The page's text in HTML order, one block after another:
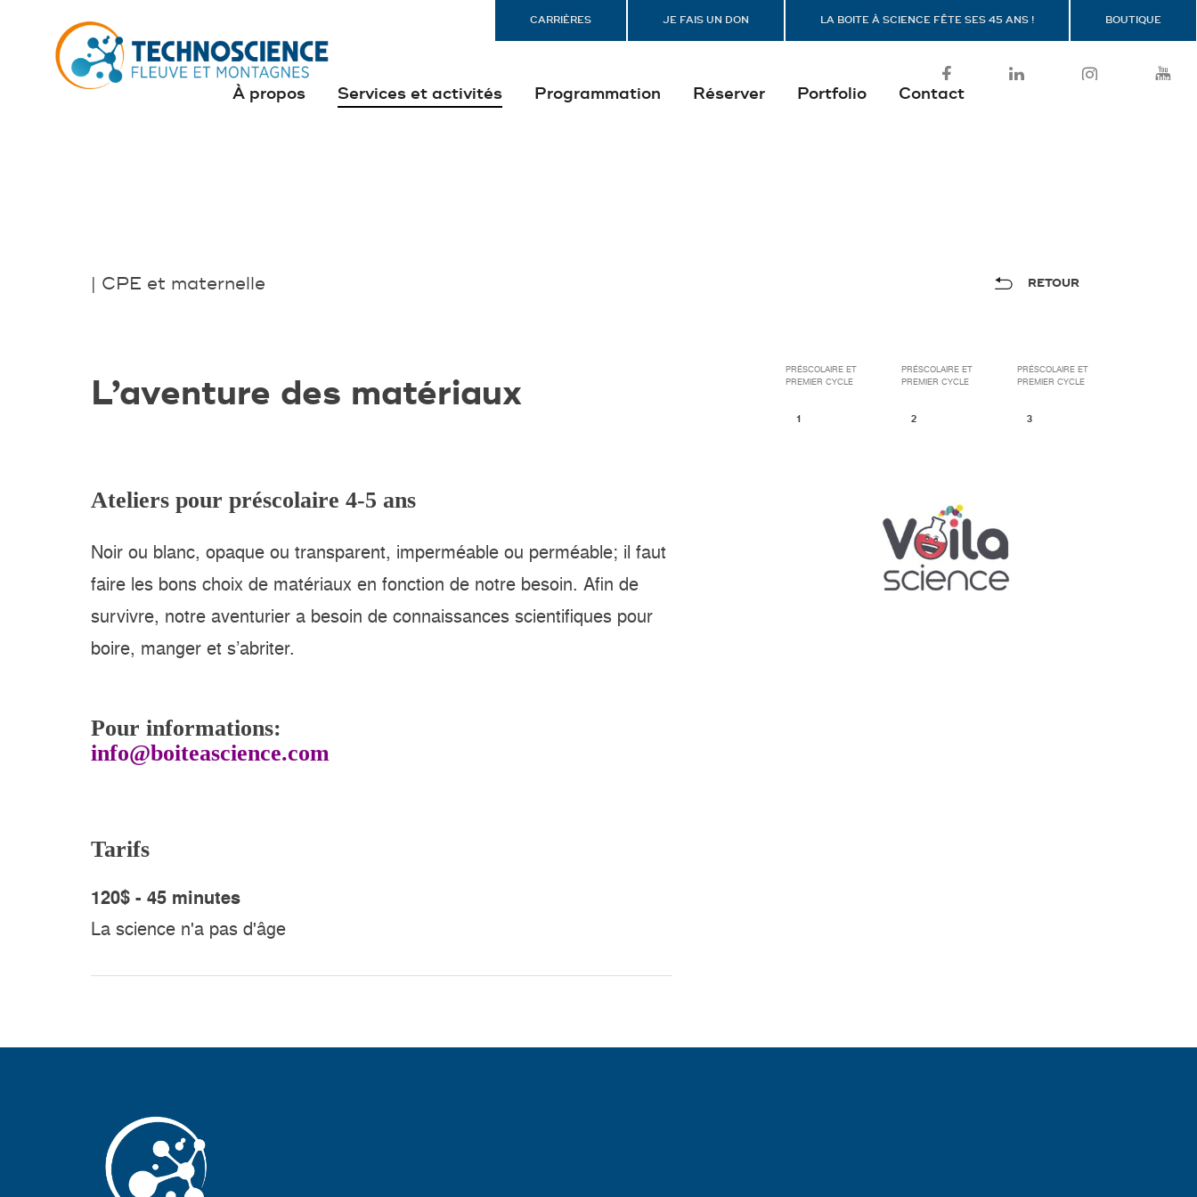
CARRIÈRES JE FAIS UN DON LA BOITE À SCIENCE FÊTE SES 45 ANS ! BOUTIQUE
À propos Services et activités Programmation Réserver Portfolio Contact
| CPE et maternelle RETOUR
L’aventure des matériaux
Ateliers pour préscolaire 4-5 ans
Noir ou blanc, opaque ou transparent, imperméable ou perméable; il faut
faire les bons choix de matériaux en fonction de notre besoin. Afin de
survivre, notre aventurier a besoin de connaissances scientifiques pour
boire, manger et s’abriter.
Pour informations:
info@boiteascience.com
Tarifs
120$ - 45 minutes
La science n'a pas d'âge
PRÉSCOLAIRE ET
PREMIER CYCLE
1
PRÉSCOLAIRE ET
PREMIER CYCLE
2
PRÉSCOLAIRE ET
PREMIER CYCLE
3